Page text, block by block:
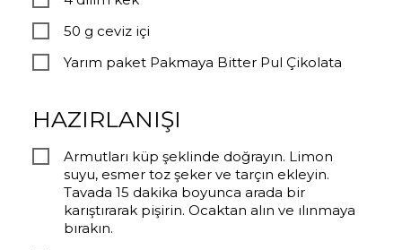
50 g ceviz içi
Yarım paket Pakmaya Bitter Pul Çikolata
HAZIRLANIŞI
Armutları küp şeklinde doğrayın. Limon
suyu, esmer toz şeker ve tarçın ekleyin.
Tavada 15 dakika boyunca arada bir
karıştırarak pişirin. Ocaktan alın ve ılınmaya
bırakın.